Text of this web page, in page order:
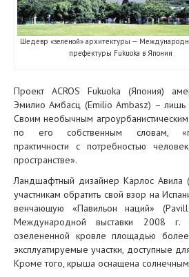
Шедевр «зеленой» архитектуры —
префектуры Fukuoka в Японии
Проект ACROS Fukuoka (Япония)
Эмилио Амбасц (Emilio Ambasz) –
Своим необычным
по его собственным словам,
практичности с потребностью
пространстве».
Ландшафтный дизайнер Карлос Авила
участникам обратить свой взор на
венчающую «Павильон наций»
Международной выставки 2008
озелененной кровле площадью
эксплуатируемые участки, доступные
Кроме того, крыша оснащена